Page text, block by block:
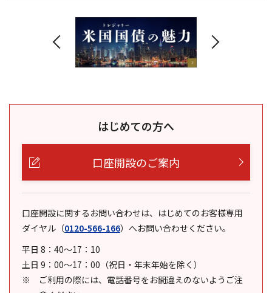
はじめての方へ
口座開設のご案内
口座開設に関するお問い合わせは、はじめてのお客様専用
ダイヤル （0120-566-166） へお問い合わせください。
平日 8：40～17：10
土日 9：00～17：00（祝日・年末年始を除く）
ご利用の際には、電話番号をお間違えのないようご注